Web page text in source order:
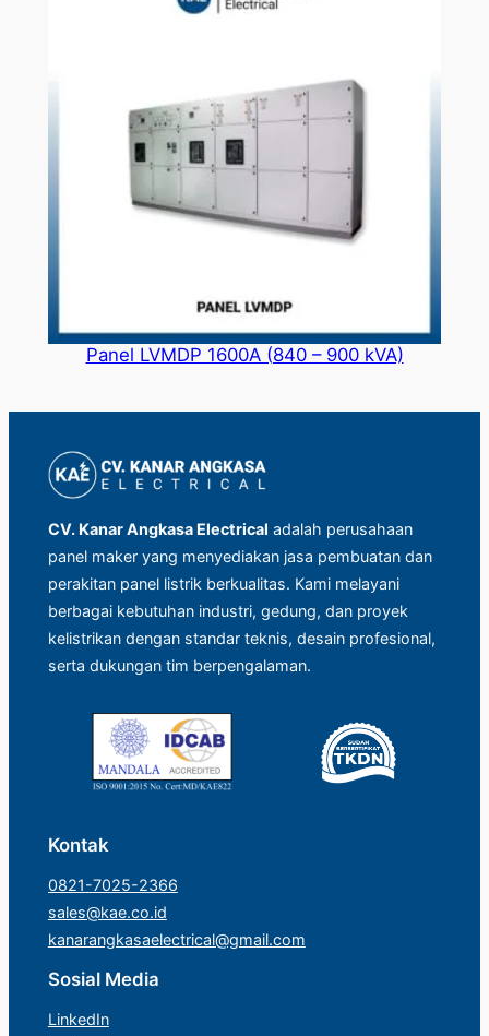
Panel LVMDP 1600A (840 – 900 kVA)
CV. Kanar Angkasa Electrical adalah perusahaan
panel maker yang menyediakan jasa pembuatan dan
perakitan panel listrik berkualitas. Kami melayani
berbagai kebutuhan industri, gedung, dan proyek
kelistrikan dengan standar teknis, desain profesional,
serta dukungan tim berpengalaman.
Kontak
0821-7025-2366
sales@kae.co.id
kanarangkasaelectrical@gmail.com
Sosial Media
LinkedIn